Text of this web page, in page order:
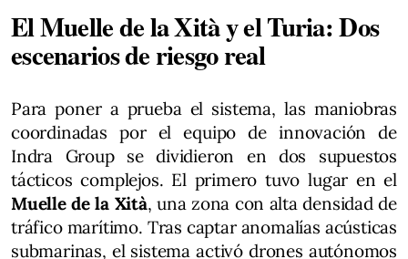
El Muelle de la Xità y el Turia: Dos
escenarios de riesgo real
Para poner a prueba el sistema, las maniobras
coordinadas por el equipo de innovación de
Indra Group se dividieron en dos supuestos
tácticos complejos. El primero tuvo lugar en el
Muelle de la Xità, una zona con alta densidad de
tráfico marítimo. Tras captar anomalías acústicas
submarinas, el sistema activó drones autónomos